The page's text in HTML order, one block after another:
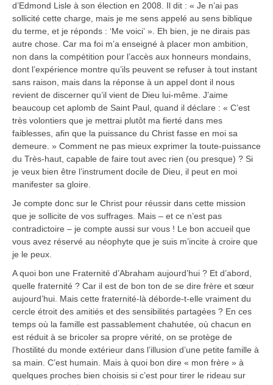
d’Edmond Lisle à son élection en 2008. Il dit : « Je n’ai pas
sollicité cette charge, mais je me sens appelé au sens biblique
du terme, et je réponds : ‘Me voici’ ». Eh bien, je ne dirais pas
autre chose. Car ma foi m’a enseigné à placer mon ambition,
non dans la compétition pour l’accès aux honneurs mondains,
dont l’expérience montre qu’ils peuvent se refuser à tout instant
sans raison, mais dans la réponse à un appel dont il nous
revient de discerner qu’il vient de Dieu lui-même. J’aime
beaucoup cet aplomb de Saint Paul, quand il déclare : « C’est
très volontiers que je mettrai plutôt ma fierté dans mes
faiblesses, afin que la puissance du Christ fasse en moi sa
demeure. » Comment ne pas mieux exprimer la toute-puissance
du Très-haut, capable de faire tout avec rien (ou presque) ? Si
je veux bien être l’instrument docile de Dieu, il peut en moi
manifester sa gloire.
Je compte donc sur le Christ pour réussir dans cette mission
que je sollicite de vos suffrages. Mais – et ce n’est pas
contradictoire – je compte aussi sur vous ! Le bon accueil que
vous avez réservé au néophyte que je suis m’incite à croire que
je le peux.
A quoi bon une Fraternité d’Abraham aujourd’hui ? Et d’abord,
quelle fraternité ? Car il est de bon ton de se dire frère et sœur
aujourd’hui. Mais cette fraternité-là déborde-t-elle vraiment du
cercle étroit des amitiés et des sensibilités partagées ? En ces
temps où la famille est passablement chahutée, où chacun en
est réduit à se bricoler sa propre vérité, on se protège de
l’hostilité du monde extérieur dans l’illusion d’une petite famille à
sa main. C’est humain. Mais à quoi bon dire « mon frère » à
quelques proches bien choisis si c’est pour tirer le rideau sur